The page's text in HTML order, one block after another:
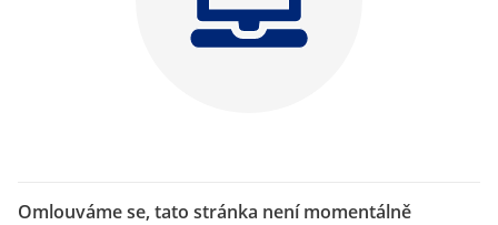
Omlouváme se, tato stránka není momentálně